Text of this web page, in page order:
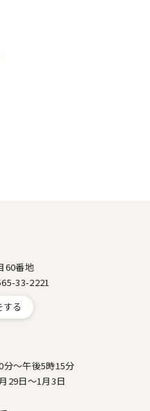
60番地
33-2221
る
～午後5時15分
29日～1月3日